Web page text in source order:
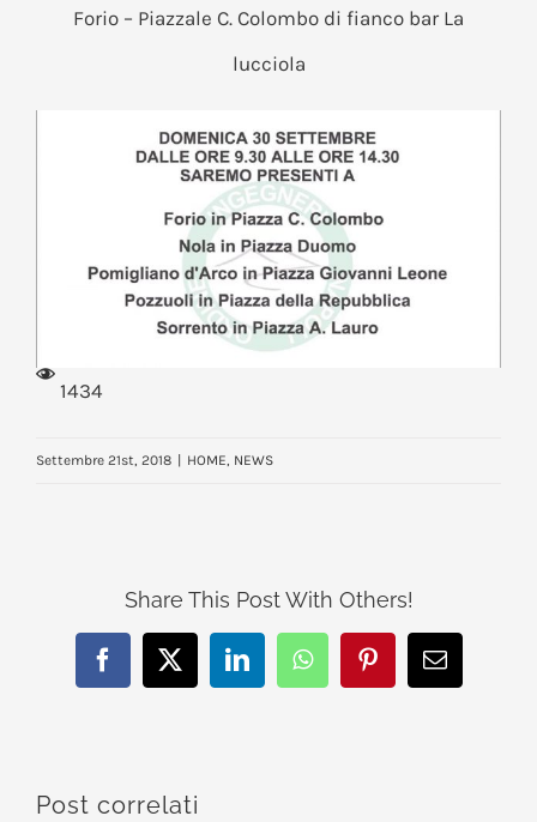
Forio – Piazzale C. Colombo di fianco bar La
lucciola
1434
Settembre 21st, 2018 HOME, NEWS
Share This Post With Others!
Facebook
X LinkedInWhatsAppPinterestEmail
Post correlati